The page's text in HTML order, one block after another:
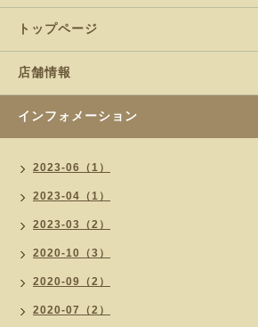
トップページ
店舗情報
インフォメーション
2023-06（1）
2023-04（1）
2023-03（2）
2020-10（3）
2020-09（2）
2020-07（2）